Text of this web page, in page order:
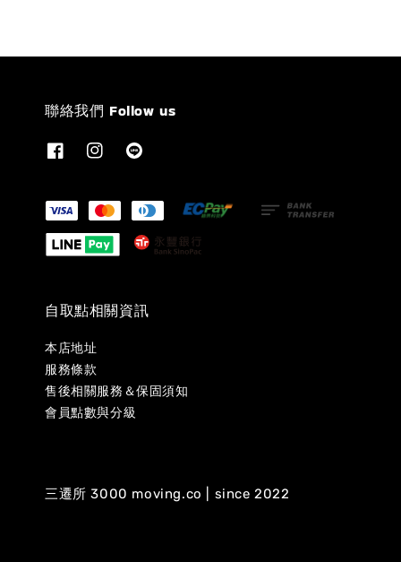
聯絡我們 Follow us
自取點相關資訊
本店地址
服務條款
售後相關服務＆保固須知
會員點數與分級
三遷所 3000 moving.co | since 2022